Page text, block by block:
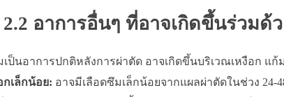
2.2 อาการอื่นๆ ที่อาจเกิดขึ้นร่วมด้
เป็นอาการปกติหลังการผ่าตัด อาจเกิดขึ้นบริเวณเหงือก แ
กเล็กน้อย: อาจมีเลือดซึมเล็กน้อยจากแผลผ่าตัดในช่วง 24-